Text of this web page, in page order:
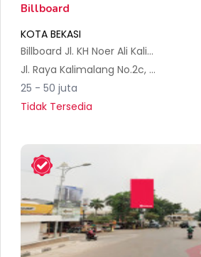
Billboard
KOTA BEKASI
Billboard Jl. KH Noer Ali Kalimalang (Depan SPBU)
Jl. Raya Kalimalang No.2c, RT.006/RW.002, Perumnas 1, Kranji, Kec. Bekasi Bar., Kota Bks, Jawa Barat 17145, Indonesia
25 - 50 juta
Tidak Tersedia